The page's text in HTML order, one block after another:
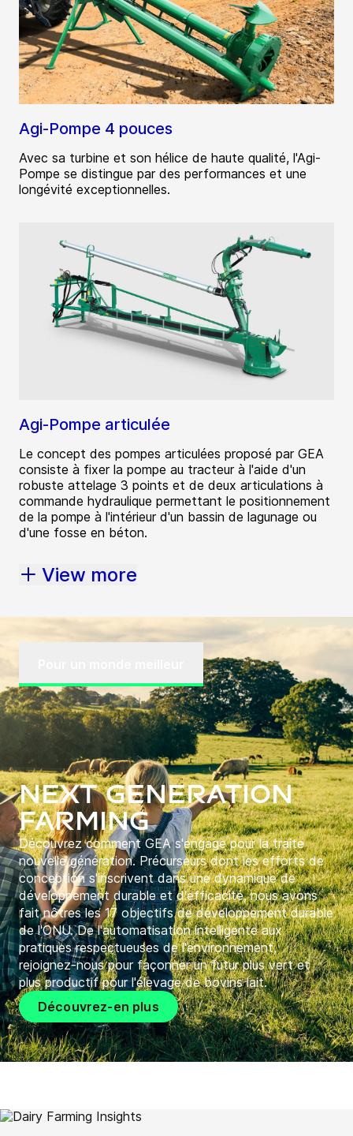
Agi-Pompe 4 pouces
Avec sa turbine et son hélice de haute qualité, l'Agi-
Pompe se distingue par des performances et une
longévité exceptionnelles.
Agi-Pompe articulée
Le concept des pompes articulées proposé par GEA
consiste à fixer la pompe au tracteur à l'aide d'un
robuste attelage 3 points et de deux articulations à
commande hydraulique permettant le positionnement
de la pompe à l'intérieur d'un bassin de lagunage ou
d'une fosse en béton.
View more
Next Generation
Farming
Découvrez comment GEA s'engage pour la traite
nouvelle génération. Précurseurs dont les efforts de
conception s'inscrivent dans une dynamique de
développement durable et d'efficacité, nous avons
fait nôtres les 17 objectifs de développement durable
de l'ONU. De l'automatisation intelligente aux
pratiques respectueuses de l'environnement,
rejoignez-nous pour façonner un futur plus vert et
plus productif pour l'élevage de bovins lait.
Découvrez-en plus